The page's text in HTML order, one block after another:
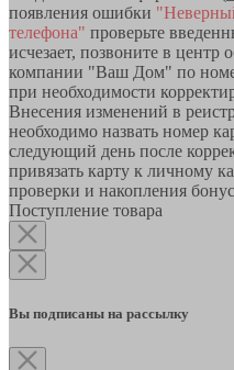
появления ошибки
телефона" проверьте
исчезает, позвоните в центр
компании "Ваш Дом" по
при необходимости
Внесения изменений в
необходимо назвать номер
следующий день после
привязать карту к личному
проверки и накопления
Поступление товара
Вы подписаны на рассылку